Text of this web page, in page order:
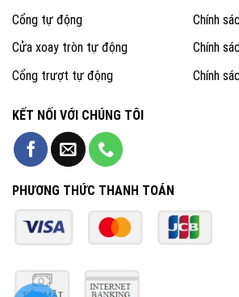
Cổng tự động
Cửa xoay tròn tự động
Cổng trượt tự động
Chính
Chính
Chính
KẾT NỐI VỚI CHÚNG TÔI
PHƯƠNG THỨC THANH TOÁN